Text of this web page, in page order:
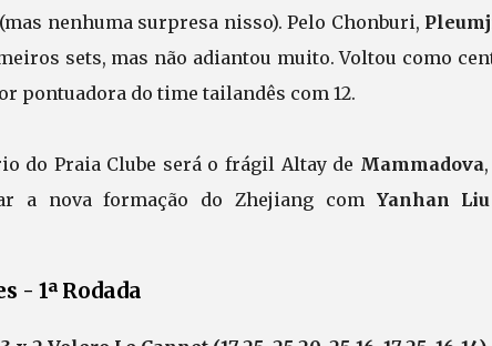
nenhuma surpresa nisso). Pelo Chonburi,
sets, mas não adiantou muito. Voltou como
pontuadora do time tailandês com 12.
do Praia Clube será o frágil Altay de Mammadova
a nova formação do Zhejiang com Yanhan Liu
- 1ª Rodada